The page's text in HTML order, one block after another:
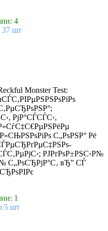
4
37 шт
Monster Test:
РјР°СЃСЃС‹,
С„РѕРЅР° Рё
РЈРґРѕР±РЅС‹Р№
С„РѕСЂРјР°С‚ вЂ” СЃ
1
5 шт